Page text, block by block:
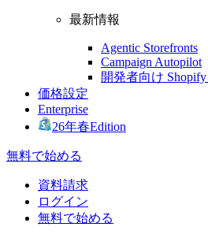
最新情報
Agentic Storefronts
Campaign Autopilot
開発者向け
価格設定
Enterprise
26年春Edition
無料で始める
資料請求
ログイン
無料で始める